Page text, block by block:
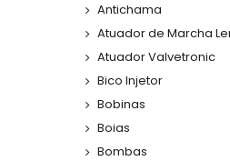
Antichama
Atuador de Marcha
Atuador Valvetronic
Bico Injetor
Bobinas
Boias
Bombas